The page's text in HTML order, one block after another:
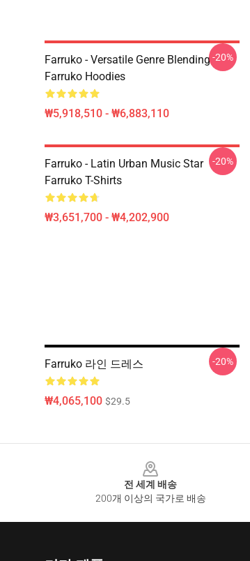
Farruko - Versatile Genre Blending
Farruko Hoodies
₩5,918,510 - ₩6,883,110
-20%
Farruko - Latin Urban Music Star
Farruko T-Shirts
₩3,651,700 - ₩4,202,900
-20%
Farruko 라인 드레스
₩4,065,100 $29.5
-20%
전 세계 배송
200개 이상의 국가로 배송